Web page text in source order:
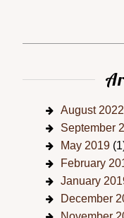
August 2022
September
May 2019
February
January
December